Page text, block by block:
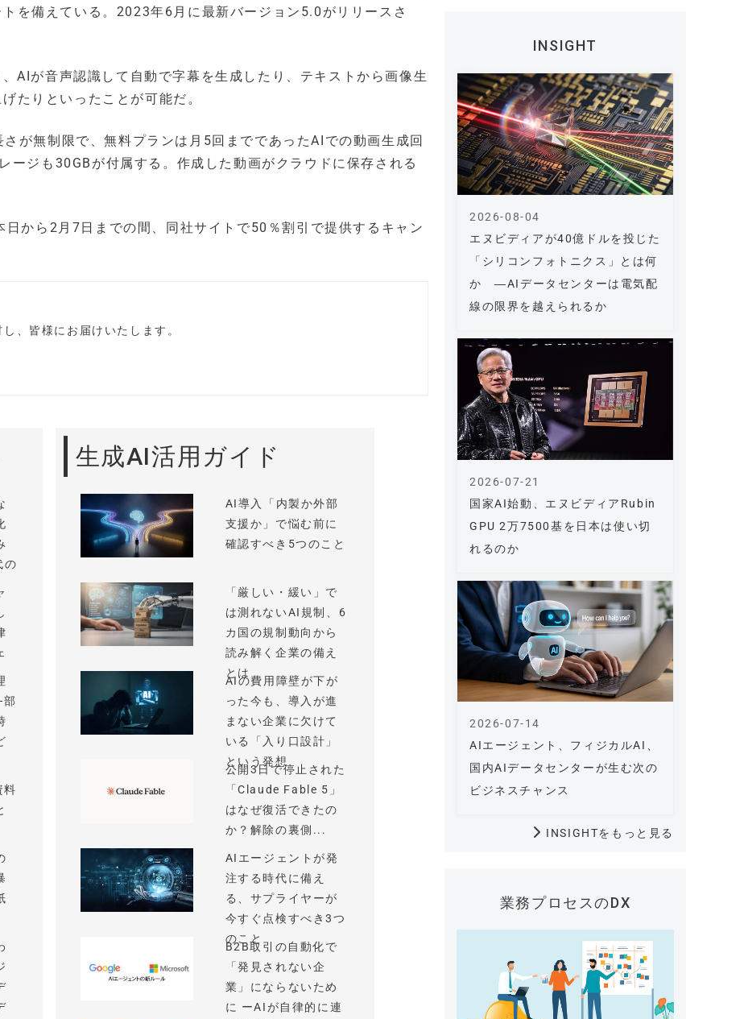
を備えている。2023年6月に最新バージョン5.0がリリースさ
AIが音声認識して自動で字幕を生成したり、テキストから画像生
たりといったことが可能だ。
が無制限で、無料プランは月5回までであったAIでの動画生成回
ージも30GBが付属する。作成した動画がクラウドに保存される
から2月7日までの間、同社サイトで50％割引で提供するキャン
、皆様にお届けいたします。
の
生成AI活用ガイド
AI導入「内製か外部
支援か」で悩む前に
確認すべき5つのこと
「厳しい・緩い」で
は測れないAI規制、6
カ国の規制動向から
読み解く企業の備え
とは
AIの費用障壁が下が
った今も、導入が進
まない企業に欠けて
いる「入り口設計」
という発想
公開3日で停止された
「Claude Fable 5」
はなぜ復活できたの
か？解除の裏側...
AIエージェントが発
注する時代に備え
る、サプライヤーが
今すぐ点検すべき3つ
のこと
B2B取引の自動化で
「発見されない企
業」にならないため
に ーAIが自律的に連
INSIGHT
エヌビディアが40億ドルを投じた
「シリコンフォトニクス」とは何
か ―AIデータセンターは電気配
線の限界を越えられるか
2026-08-04
国家AI始動、エヌビディアRubin
GPU 2万7500基を日本は使い切
れるのか
2026-07-21
AIエージェント、フィジカルAI、
国内AIデータセンターが生む次の
ビジネスチャンス
2026-07-14
INSIGHTをもっと見る
業務プロセスのDX